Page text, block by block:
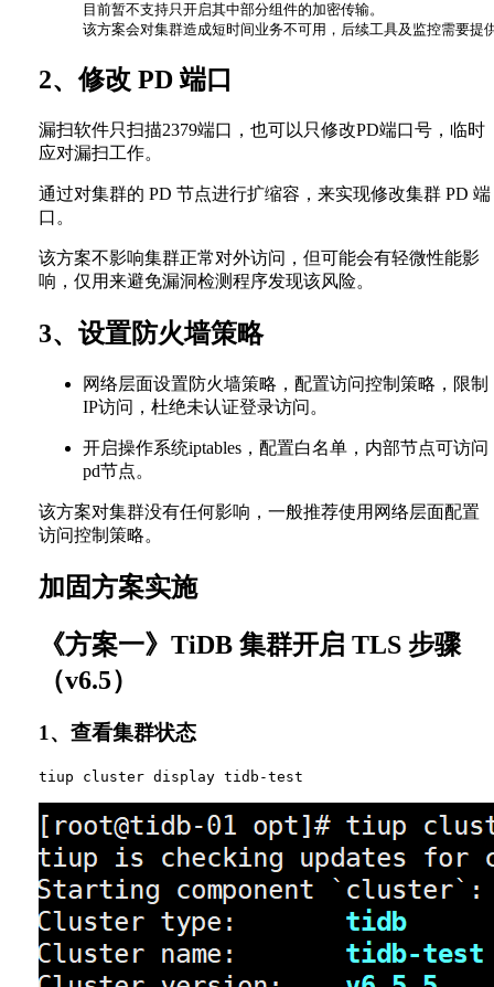
目前暂不支持只开启其中部分组件的加密传输。
2、修改 PD 端口
漏扫软件只扫描2379端口，也可以只修改PD端口号，临时
应对漏扫工作。
通过对集群的 PD 节点进行扩缩容，来实现修改集群 PD 端
口。
该方案不影响集群正常对外访问，但可能会有轻微性能影
响，仅用来避免漏洞检测程序发现该风险。
3、设置防火墙策略
网络层面设置防火墙策略，配置访问控制策略，限制
IP访问，杜绝未认证登录访问。
开启操作系统iptables，配置白名单，内部节点可访问
pd节点。
该方案对集群没有任何影响，一般推荐使用网络层面配置
访问控制策略。
加固方案实施
《方案一》TiDB 集群开启 TLS 步骤
（v6.5）
1、查看集群状态